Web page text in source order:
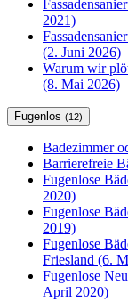
2021)
(2. Juni 2026)
Warum wir
(8. Mai 2026)
Fugenlos (12)
Badezimmer
Barrierefreie
Fugenlose
2020)
Fugenlose
2019)
Fugenlose
Friesland (6.
Fugenlose
April 2020)